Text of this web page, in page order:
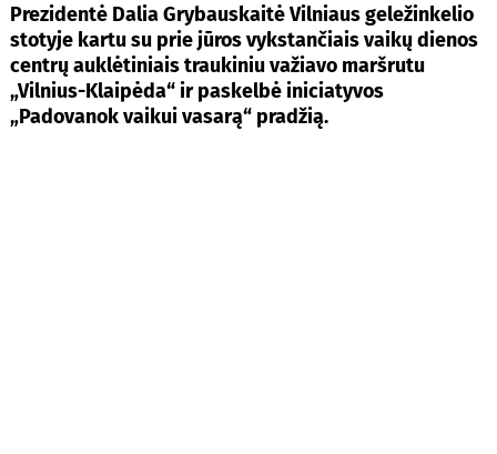
Prezidentė Dalia Grybauskaitė Vilniaus geležinkelio
stotyje kartu su prie jūros vykstančiais vaikų dienos
centrų auklėtiniais traukiniu važiavo maršrutu
„Vilnius-Klaipėda“ ir paskelbė iniciatyvos
„Padovanok vaikui vasarą“ pradžią.